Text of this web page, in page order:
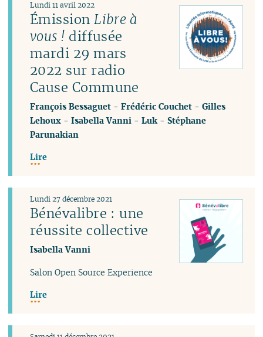
ÉmissionLibre à
vous ! diffusée
mardi 29 mars
2022 sur radio
Cause Commune
Lundi 11 avril 2022
François Bessaguet -Frédéric Couchet -Gilles
Lehoux -Isabella Vanni -Luk-Stéphane
Parunakian
Lire
Bénévalibre : une
réussite collective
Lundi 27 décembre 2021
Isabella Vanni
Salon Open Source Experience
Lire